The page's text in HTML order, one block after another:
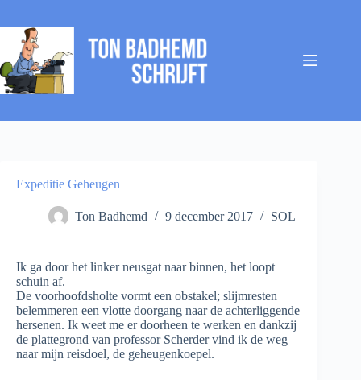
inhoud
Expeditie Geheugen
Ton Badhemd 9 december 2017 SOL
Ik ga door het linker neusgat naar binnen, het loopt
schuin af.
De voorhoofdsholte vormt een obstakel; slijmresten
belemmeren een vlotte doorgang naar de achterliggende
hersenen. Ik weet me er doorheen te werken en dankzij
de plattegrond van professor Scherder vind ik de weg
naar mijn reisdoel, de geheugenkoepel.